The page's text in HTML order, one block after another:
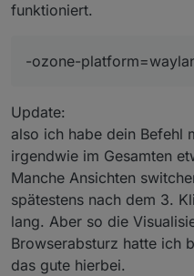
--disk-cache-size=0
hier auch
So und nun mal bitte
bei Dir. Chrom oder
Ro75.
funktioniert.
-ozone-
Update:
also ich habe dein Befehl
irgendwie im Gesamten
Manche Ansichten
spätestens nach dem 3.
lang. Aber so die
Browserabsturz hatte ich
das gute hierbei.